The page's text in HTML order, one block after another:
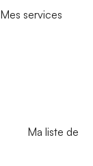
Mes services
Ma liste de